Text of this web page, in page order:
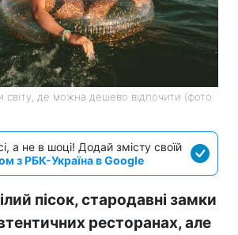
світу, де можна дешево відпочити (фото:
а не в шоці! Додай змісту своїй
з РБК-Україна в Google
пісок, стародавні замки
ресторанах, але